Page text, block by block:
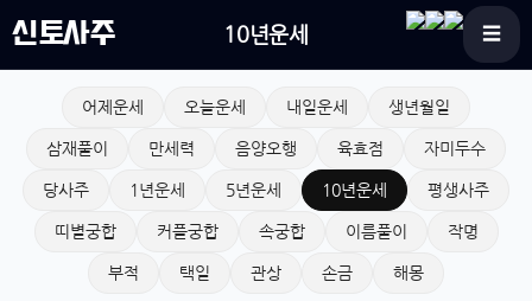
신토사주 10년운세 ☰
어제운세 오늘운세 내일운세 생년월일
삼재풀이 만세력 음양오행 육효점 자미두수
당사주 1년운세 5년운세 10년운세 평생사주
띠별궁합 커플궁합 속궁합 이름풀이 작명
부적 택일 관상 손금 해몽